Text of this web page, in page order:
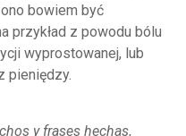
bowiem być
przykład z powodu bólu
wyprostowanej, lub
pieniędzy.
y frases hechas,